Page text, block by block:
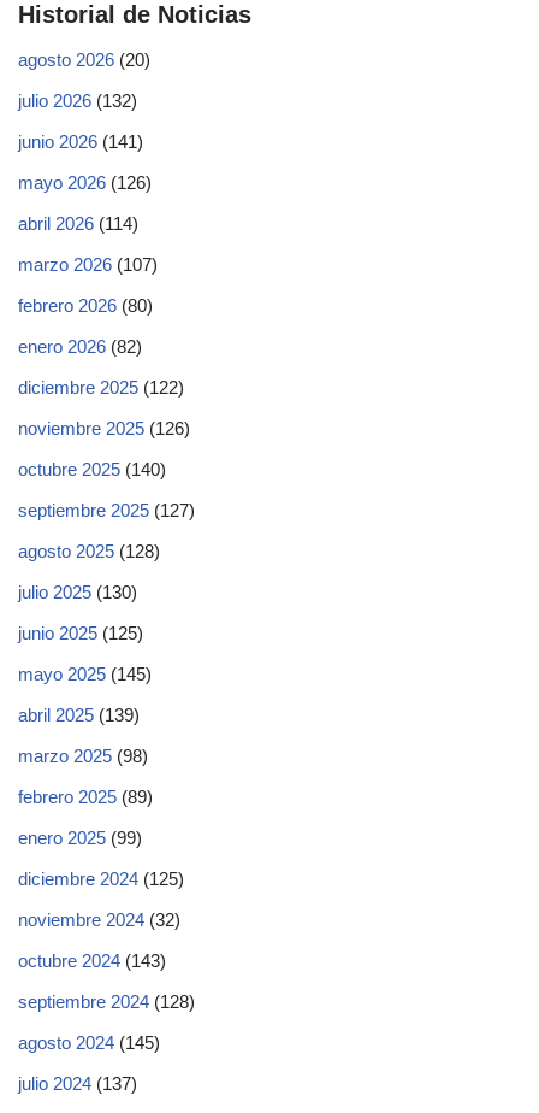
Historial de Noticias
agosto 2026 (20)
julio 2026 (132)
junio 2026 (141)
mayo 2026 (126)
abril 2026 (114)
marzo 2026 (107)
febrero 2026 (80)
enero 2026 (82)
diciembre 2025 (122)
noviembre 2025 (126)
octubre 2025 (140)
septiembre 2025 (127)
agosto 2025 (128)
julio 2025 (130)
junio 2025 (125)
mayo 2025 (145)
abril 2025 (139)
marzo 2025 (98)
febrero 2025 (89)
enero 2025 (99)
diciembre 2024 (125)
noviembre 2024 (32)
octubre 2024 (143)
septiembre 2024 (128)
agosto 2024 (145)
julio 2024 (137)